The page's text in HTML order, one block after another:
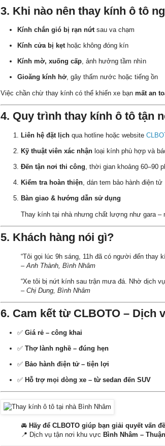
3. Khi nào nên thay kính ô tô
Kính chắn gió bị rạn nứt sau va chạm
Kính cửa bị kẹthoặc không đóng kín
Kính mờ, xuống cấp, ảnh hưởng tầm nhìn
Gioăng kính hở, gây thấm nước hoặc tiếng ồn
Việc chần chừ thay kính có thể khiến xe bạn mất an
4. Quy trình thay kính ô tô tận
Liên hệ đặt lịch qua hotline hoặc website
Kỹ thuật viên xác nhận loại kính phù hợp và
Đến tận nơi thi công , thời gian khoảng 60–90
Kiểm tra hoàn thiện, dán tem bảo hành điện tử
Bàn giao & hướng dẫn sử dụng
Thay kính tại nhà nhưng chất lượng như gara –
5. Khách hàng nói gì?
“Tôi gọi lúc 9h sáng, 11h đã có người đến thay
– Anh Thành, Bình Nhâm
“Xe tôi bị nứt kính sau trận mưa đá. Nhờ dịch
– Chị Dung, Bình Nhâm
6. Cam kết từ CLBOTO – Dịch
✅ Giá rẻ – công khai
✅ Thợ lành nghề – đúng hẹn
✅ Bảo hành điện tử – tiện lợi
✅ Hỗ trợ mọi dòng xe – từ sedan đến SUV
🚘 Hãy để CLBOTO giúp bạn giải quyết vấn
📍 Dịch vụ tận nơi khu vực Bình Nhâm –